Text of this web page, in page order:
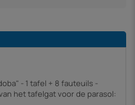
- 1 tafel + 8 fauteuils -
het tafelgat voor de parasol: